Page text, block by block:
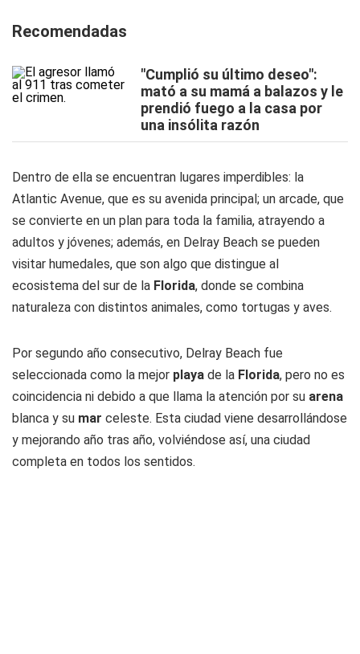
Recomendadas
"Cumplió su último deseo":
mató a su mamá a balazos y le
prendió fuego a la casa por
una insólita razón
Dentro de ella se encuentran lugares imperdibles: la
Atlantic Avenue, que es su avenida principal; un arcade, que
se convierte en un plan para toda la familia, atrayendo a
adultos y jóvenes; además, en Delray Beach se pueden
visitar humedales, que son algo que distingue al
ecosistema del sur de la Florida, donde se combina
naturaleza con distintos animales, como tortugas y aves.
Por segundo año consecutivo, Delray Beach fue
seleccionada como la mejor playa de la Florida, pero no es
coincidencia ni debido a que llama la atención por su arena
blanca y su mar celeste. Esta ciudad viene desarrollándose
y mejorando año tras año, volviéndose así, una ciudad
completa en todos los sentidos.